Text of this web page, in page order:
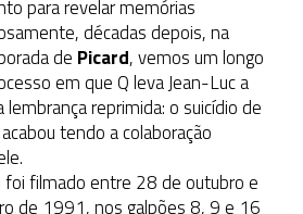
para revelar memórias
décadas depois, na
de Picard, vemos um longo
em que Q leva Jean-Luc a
lembrança reprimida: o suicídio de
tendo a colaboração
filmado entre 28 de outubro e
de 1991, nos galpões 8, 9 e 16